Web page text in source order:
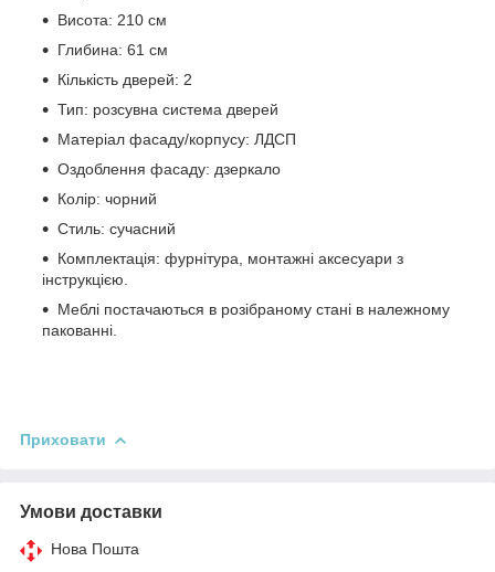
Висота: 210 см
Глибина: 61 см
Кількість дверей: 2
Тип: розсувна система дверей
Матеріал фасаду/корпусу: ЛДСП
Оздоблення фасаду: дзеркало
Колір: чорний
Стиль: сучасний
Комплектація: фурнітура, монтажні аксесуари з
інструкцією.
Меблі постачаються в розібраному стані в належному
пакованні.
Приховати
Умови доставки
Нова Пошта